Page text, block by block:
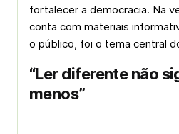
fortalecer a democracia. Na
conta com materiais
o público, foi o tema central
“Ler diferente não
menos”